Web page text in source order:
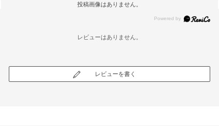
投稿画像はありません。
レビューはありません。
レビューを書く